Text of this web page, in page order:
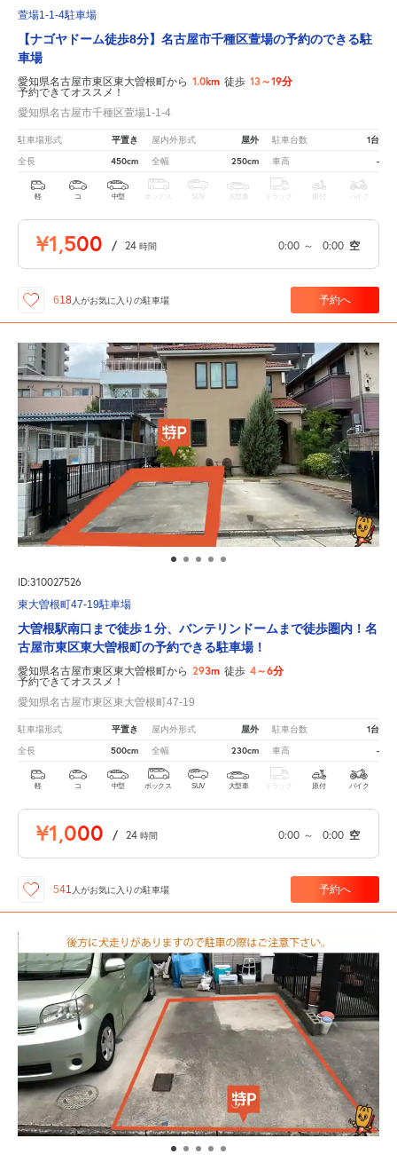
萱場1-1-4駐車場
【ナゴヤドーム徒歩8分】名古屋市千種区萱場の予約のできる駐
車場
愛知県名古屋市東区東大曽根町から 1.0km 徒歩 13～19分
予約できてオススメ！
愛知県名古屋市千種区萱場1-1-4
駐車場形式 平置き 屋内外形式 屋外 駐車台数 1台
全長 450cm 全幅 250cm 車高 -
軽 コ 中型 ボックス SUV 大型車 トラック 原付 バイク
¥1,500 / 24 時間 0:00 ～ 0:00 空
618 人がお気に入りの駐車場 予約へ
ID:310027526
東大曽根町47-19駐車場
大曽根駅南口まで徒歩１分、バンテリンドームまで徒歩圏内！名
古屋市東区東大曽根町の予約できる駐車場！
愛知県名古屋市東区東大曽根町から 293m 徒歩 4～6分
予約できてオススメ！
愛知県名古屋市東区東大曽根町47-19
駐車場形式 平置き 屋内外形式 屋外 駐車台数 1台
全長 500cm 全幅 230cm 車高 -
軽 コ 中型 ボックス SUV 大型車 トラック 原付 バイク
¥1,000 / 24 時間 0:00 ～ 0:00 空
541 人がお気に入りの駐車場 予約へ